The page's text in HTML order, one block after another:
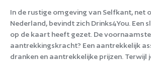
In de rustige omgeving van Selfkant, net
Nederland, bevindt zich Drinks4You. Een
op de kaart heeft gezet. De voornaamste
aantrekkingskracht? Een aantrekkelijk
dranken en aantrekkelijke prijzen. Terwijl